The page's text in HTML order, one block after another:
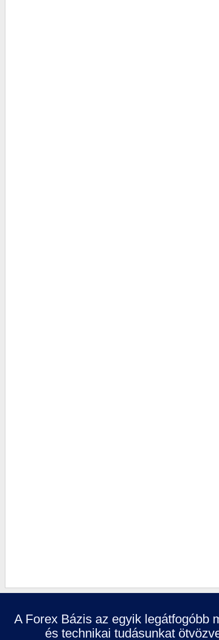
A Forex Bázis az egyik legátfogóbb
és technikai tudásunkat